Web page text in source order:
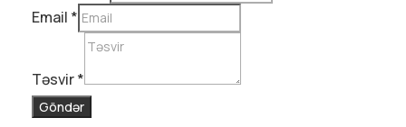
Email *
Təsvir*
Göndər